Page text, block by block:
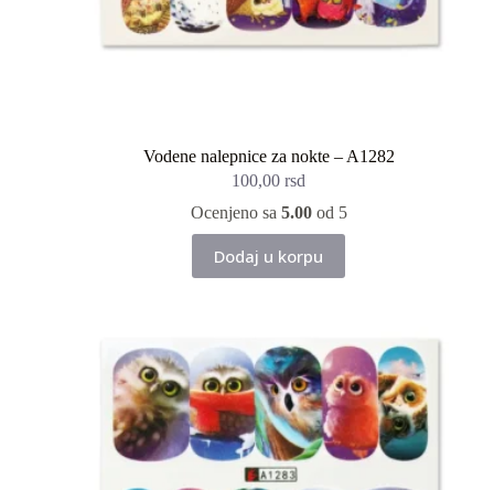
Vodene nalepnice za nokte – A1282
100,00rsd
Ocenjeno sa 5.00od 5
Dodaj u korpu